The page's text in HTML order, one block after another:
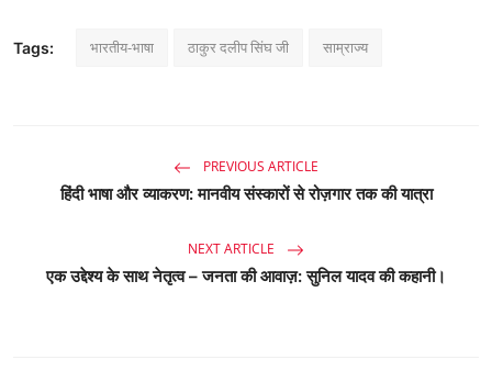
Tags: भारतीय-भाषा ठाकुर दलीप सिंघ जी साम्राज्य
PREVIOUS ARTICLE
हिंदी भाषा और व्याकरण: मानवीय संस्कारों से रोज़गार तक की यात्रा
NEXT ARTICLE
एक उद्देश्य के साथ नेतृत्व – जनता की आवाज़: सुनिल यादव की कहानी।